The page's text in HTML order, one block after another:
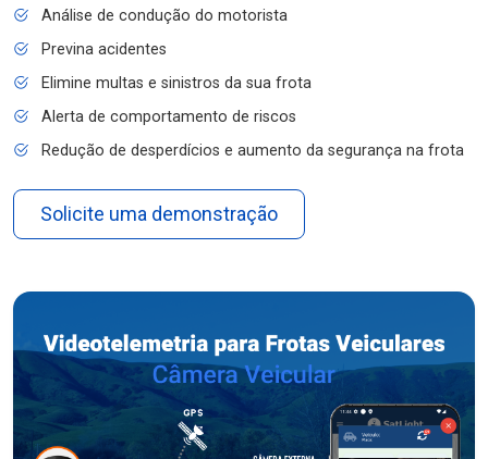
Análise de condução do motorista
Previna acidentes
Elimine multas e sinistros da sua frota
Alerta de comportamento de riscos
Redução de desperdícios e aumento da segurança na frota
Solicite uma demonstração